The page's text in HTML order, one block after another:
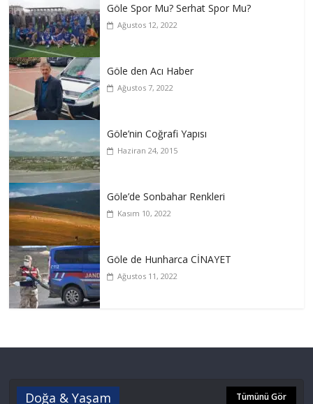
Göle Spor Mu? Serhat Spor Mu?
Ağustos 12, 2022
Göle den Acı Haber
Ağustos 7, 2022
Göle’nin Coğrafi Yapısı
Haziran 24, 2015
Göle’de Sonbahar Renkleri
Kasım 10, 2022
Göle de Hunharca CİNAYET
Ağustos 11, 2022
Doğa & Yaşam Tümünü Gör